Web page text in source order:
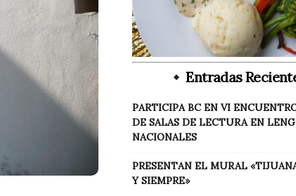
Entradas
PARTICIPA BC EN VI
DE SALAS DE LECTURA EN
NACIONALES
PRESENTAN EL MURAL
Y SIEMPRE»